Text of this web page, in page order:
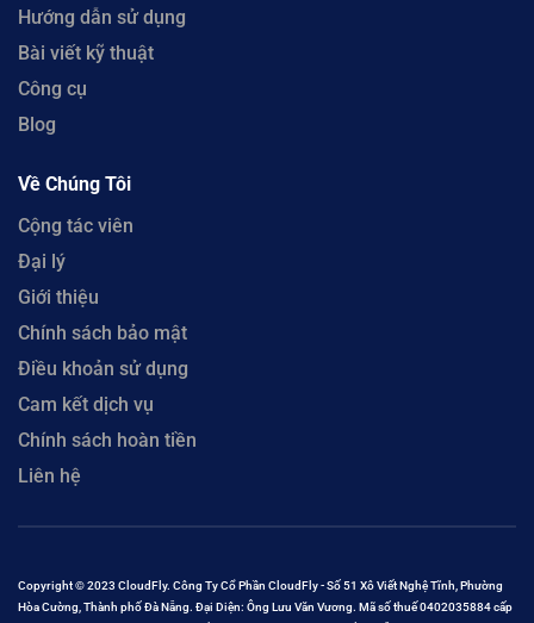
Hướng dẫn sử dụng
Bài viết kỹ thuật
Công cụ
Blog
Về Chúng Tôi
Cộng tác viên
Đại lý
Giới thiệu
Chính sách bảo mật
Điều khoản sử dụng
Cam kết dịch vụ
Chính sách hoàn tiền
Liên hệ
Copyright © 2023 CloudFly. Công Ty Cổ Phần CloudFly - Số 51 Xô Viết Nghệ Tĩnh, Phường
Hòa Cường, Thành phố Đà Nẵng. Đại Diện: Ông Lưu Văn Vương. Mã số thuế 0402035884 cấp